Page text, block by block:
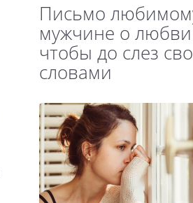
Письмо
мужчине о любви
чтобы до слез
словами